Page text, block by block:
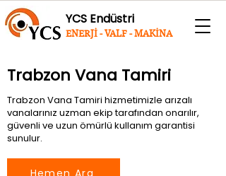
YCS Endüstri
ENERJİ - VALF - MAKİNA
Trabzon Vana Tamiri
Trabzon Vana Tamiri hizmetimizle arızalı
vanalarınız uzman ekip tarafından onarılır,
güvenli ve uzun ömürlü kullanım garantisi
sunulur.
Hemen Ara